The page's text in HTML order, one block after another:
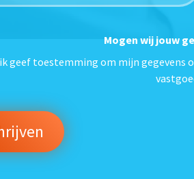
Mogen wij jouw
geef toestemming om mijn gegevens